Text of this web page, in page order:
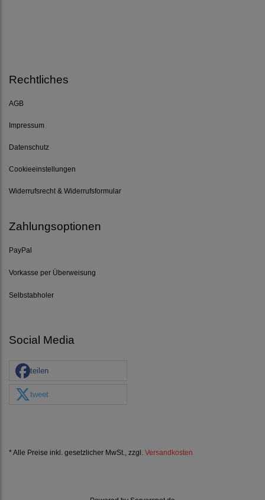
Rechtliches
AGB
Impressum
Datenschutz
Cookieeinstellungen
Widerrufsrecht & Widerrufsformular
Zahlungsoptionen
PayPal
Vorkasse per Überweisung
Selbstabholer
Social Media
teilen
tweet
* Alle Preise inkl. gesetzlicher MwSt., zzgl. Versandkosten